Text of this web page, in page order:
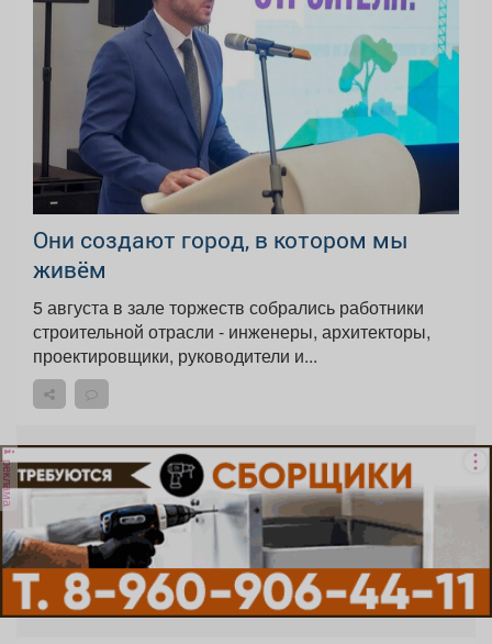
Они создают город, в котором мы
живём
5 августа в зале торжеств собрались работники
строительной отрасли - инженеры, архитекторы,
проектировщики, руководители и...
реклама